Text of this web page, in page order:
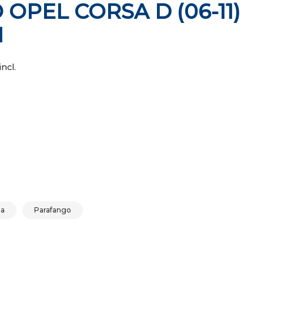
OPEL CORSA D (06-11)
OPEL CORSA D (06-11) 2006-2011 quantità
Parafango